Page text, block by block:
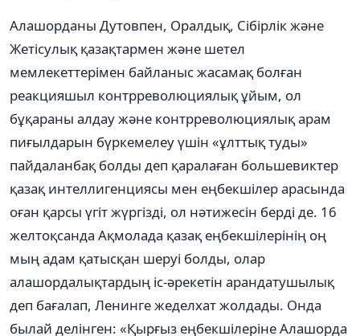
Алашорданы Дутовпен, Оралдық, Сібірлік және
Жетісулық қазақтармен және шетел
мемлекеттерімен байланыс жасамақ болған
реакцияшыл контрреволюциялық ұйым, ол
бұқараны алдау және контрреволюциялық арам
пиғылдарын бүркемелеу үшін «ұлттық туды»
пайдаланбақ болды деп қаралаған большевиктер
қазақ интеллигенциясы мен еңбекшілер арасында
оған қарсы үгіт жүргізді, ол нәтижесін берді де. 16
желтоқсанда Ақмолада қазақ еңбекшілерінің оң
мың адам қатысқан шеруі болды, олар
алашордалықтардың іс-әрекетін арандатушылық
деп бағалап, Ленинге жеделхат жолдады. Онда
былай делінген: «Қырғыз еңбекшілеріне Алашорда